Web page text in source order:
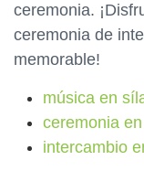
ceremonia.
ceremonia de
memorable!
música en
ceremonia
intercambio